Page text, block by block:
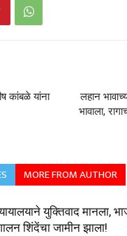
कांबळे यांना
लहान
भावाला,
MORE FROM AUTHOR
युक्तिवाद मानला,
शिंदेंचा जामीन झाला!